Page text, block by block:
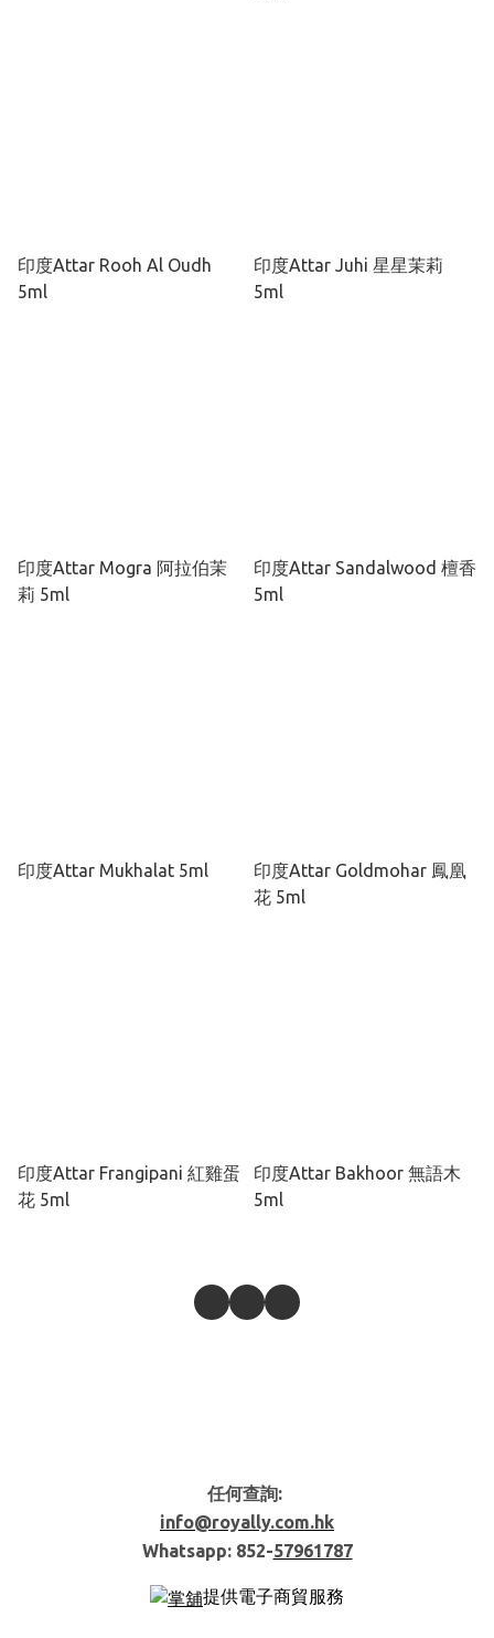
印度Attar Rooh Al Oudh
5ml
印度Attar Juhi 星星茉莉
5ml
印度Attar Mogra 阿拉伯茉
莉 5ml
印度Attar Sandalwood 檀香
5ml
印度Attar Mukhalat 5ml
印度Attar Goldmohar 鳳凰
花 5ml
印度Attar Frangipani 紅雞蛋
花 5ml
印度Attar Bakhoor 無語木
5ml
任何查詢:
info@royally.com.hk
Whatsapp: 852-57961787
提供電子商貿服務